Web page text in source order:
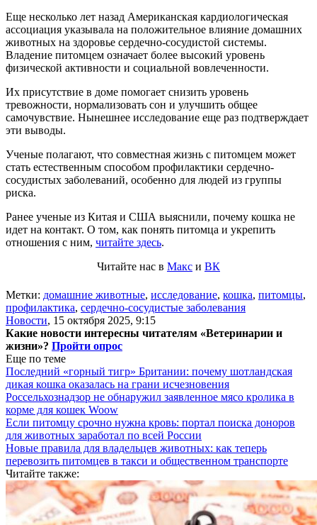
Еще несколько лет назад Американская кардиологическая
ассоциация указывала на положительное влияние домашних
животных на здоровье сердечно-сосудистой системы.
Владение питомцем означает более высокий уровень
физической активности и социальной вовлеченности.
Их присутствие в доме помогает снизить уровень
тревожности, нормализовать сон и улучшить общее
самочувствие. Нынешнее исследование еще раз подтверждает
эти выводы.
Ученые полагают, что совместная жизнь с питомцем может
стать естественным способом профилактики сердечно-
сосудистых заболеваний, особенно для людей из группы
риска.
Ранее ученые из Китая и США выяснили, почему кошка не
идет на контакт. О том, как понять питомца и укрепить
отношения с ним, читайте здесь.
Читайте нас в Макс и ВК
Метки: домашние животные, исследование, кошка, питомцы,
профилактика, сердечно-сосудистые заболевания
Новости, 15 октября 2025, 9:15
Какие новости интересны читателям «Ветеринарии и
жизни»? Пройти опрос
Еще по теме
Последний «горный тигр» Британии: почему шотландская
дикая кошка оказалась на грани исчезновения
Россельхознадзор не обнаружил заявленное мясо кролика в
корме для кошек Woow
Если питомцу срочно нужна кровь: портал поиска доноров
для животных заработал по всей России
Новые правила для владельцев животных: как теперь
перевозить питомцев в такси и общественном транспорте
Читайте также: